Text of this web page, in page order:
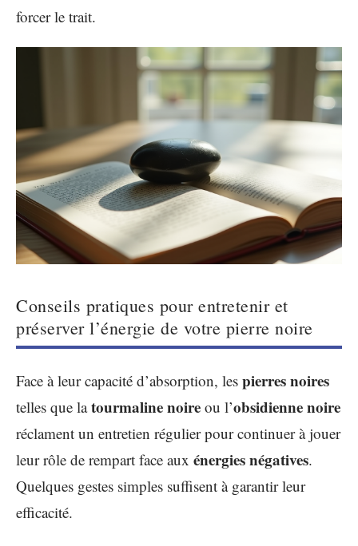
forcer le trait.
Conseils pratiques pour entretenir et
préserver l’énergie de votre pierre noire
Face à leur capacité d’absorption, les pierres noires
telles que latourmaline noire ou l’obsidienne noire
réclament un entretien régulier pour continuer à jouer
leur rôle de rempart face aux énergies négatives.
Quelques gestes simples suffisent à garantir leur
efficacité.